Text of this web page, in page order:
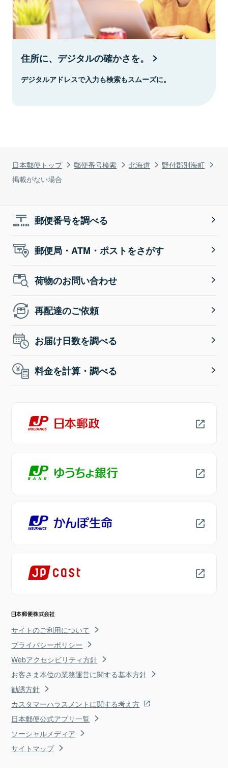
日本郵便トップ 郵便番号検索 北海道
野付郡別海町
掲載がない場合
住所に、デジタルの確かさを。
デジタルアドレスで入力も検索もスムーズに。
郵便番号を調べる
郵便局・ATM・ポストをさがす
荷物のお問い合わせ
再配達のご依頼
お届け日数を調べる
料金を計算・調べる
サイトのご利用について
プライバシーポリシー
Webアクセシビリティ方針
お客さま本位の業務運営に関する基本方針
勧誘方針
カスタマーハラスメントに関する考え方
日本郵便公式アプリ一覧
ソーシャルメディア
サイトマップ